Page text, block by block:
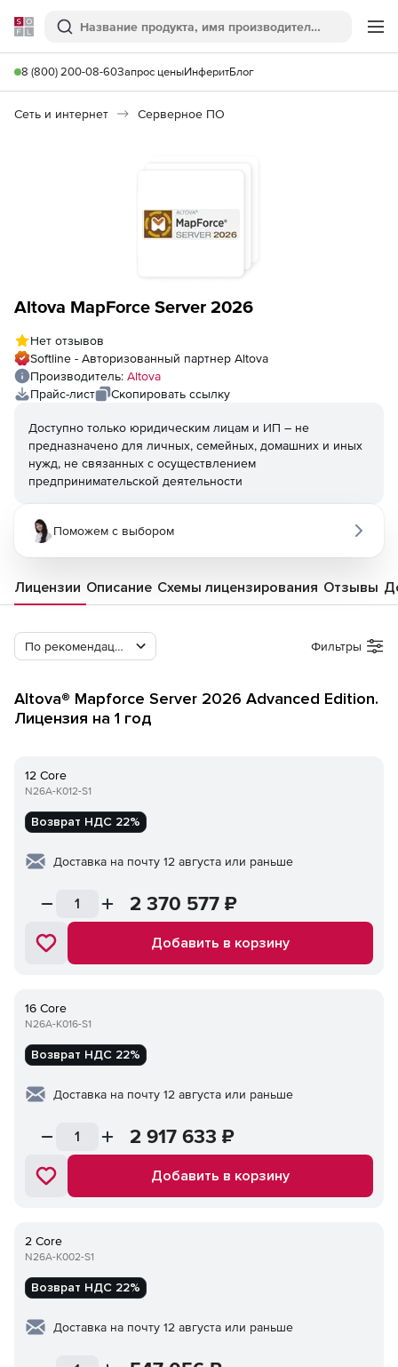
Softline
Поиск
8 (800) 200-08-60Запрос ценыИнферитБлог
Сеть и интернет Серверное ПО
Altova MapForce Server 2026
Нет отзывов
Softline - Авторизованный партнер Altova
Производитель: Altova
Прайс-лист
Скопировать ссылку
Доступно только юридическим лицам и ИП – не
предназначено для личных, семейных, домашних и иных
нужд, не связанных с осуществлением
предпринимательской деятельности
Поможем с выбором
Лицензии Описание Схемы лицензирования Отзывы
По рекомендации Softline Фильтры
Altova® Mapforce Server 2026 Advanced Edition.
Лицензия на 1 год
12 Core
N26A-K012-S1
Возврат НДС 22%
Доставка на почту 12 августа или раньше
2 370 577 ₽
Добавить в корзину
16 Core
N26A-K016-S1
Возврат НДС 22%
Доставка на почту 12 августа или раньше
2 917 633 ₽
Добавить в корзину
2 Core
N26A-K002-S1
Возврат НДС 22%
Доставка на почту 12 августа или раньше